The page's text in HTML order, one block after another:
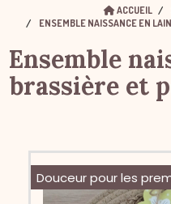
ACCUEIL
ENSEMBLE NAISSANCE EN
Ensemble
brassière et
Douceur pour les